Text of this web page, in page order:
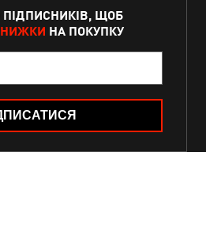
ЩОБ
НА ПОКУПКУ